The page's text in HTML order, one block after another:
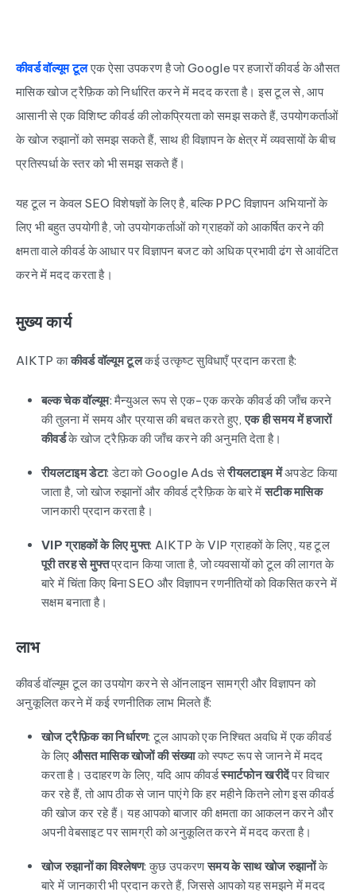
कीवर्ड वॉल्यूम टूलएक ऐसा उपकरण है जो Google पर हजारों कीवर्ड के औसत
मासिक खोज ट्रैफ़िक को निर्धारित करने में मदद करता है। इस टूल से, आप
आसानी से एक विशिष्ट कीवर्ड की लोकप्रियता को समझ सकते हैं, उपयोगकर्ताओं
के खोज रुझानों को समझ सकते हैं, साथ ही विज्ञापन के क्षेत्र में व्यवसायों के बीच
प्रतिस्पर्धा के स्तर को भी समझ सकते हैं।
यह टूल न केवल SEO विशेषज्ञों के लिए है, बल्कि PPC विज्ञापन अभियानों के
लिए भी बहुत उपयोगी है, जो उपयोगकर्ताओं को ग्राहकों को आकर्षित करने की
क्षमता वाले कीवर्ड के आधार पर विज्ञापन बजट को अधिक प्रभावी ढंग से आवंटित
करने में मदद करता है।
मुख्य कार्य
AIKTP काकीवर्ड वॉल्यूम टूलकई उत्कृष्ट सुविधाएँ प्रदान करता है:
बल्क चेक वॉल्यूम: मैन्युअल रूप से एक-एक करके कीवर्ड की जाँच करने
की तुलना में समय और प्रयास की बचत करते हुए,एक ही समय में हजारों
कीवर्डके खोज ट्रैफ़िक की जाँच करने की अनुमति देता है।
रीयलटाइम डेटा: डेटा को Google Ads सेरीयलटाइम मेंअपडेट किया
जाता है, जो खोज रुझानों और कीवर्ड ट्रैफ़िक के बारे मेंसटीक मासिक
जानकारी प्रदान करता है।
VIP ग्राहकों के लिए मुफ्त: AIKTP के VIP ग्राहकों के लिए, यह टूल
पूरी तरह से मुफ्तप्रदान किया जाता है, जो व्यवसायों को टूल की लागत के
बारे में चिंता किए बिना SEO और विज्ञापन रणनीतियों को विकसित करने में
सक्षम बनाता है।
लाभ
कीवर्ड वॉल्यूम टूल का उपयोग करने से ऑनलाइन सामग्री और विज्ञापन को
अनुकूलित करने में कई रणनीतिक लाभ मिलते हैं:
खोज ट्रैफ़िक का निर्धारण: टूल आपको एक निश्चित अवधि में एक कीवर्ड
के लिए औसत मासिक खोजों की संख्याको स्पष्ट रूप से जानने में मदद
करता है। उदाहरण के लिए, यदि आप कीवर्डस्मार्टफोन खरीदेंपर विचार
कर रहे हैं, तो आप ठीक से जान पाएंगे कि हर महीने कितने लोग इस कीवर्ड
की खोज कर रहे हैं। यह आपको बाजार की क्षमता का आकलन करने और
अपनी वेबसाइट पर सामग्री को अनुकूलित करने में मदद करता है।
खोज रुझानों का विश्लेषण: कुछ उपकरणसमय के साथ खोज रुझानोंके
बारे में जानकारी भी प्रदान करते हैं, जिससे आपको यह समझने में मदद